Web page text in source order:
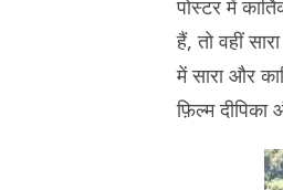
पोस्टर में
हैं, तो वहीं
में सारा और
फ़िल्म